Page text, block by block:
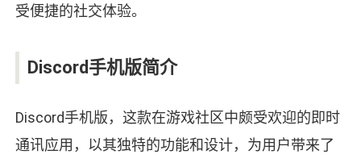
受便捷的社交体验。
Discord手机版简介
Discord手机版，这款在游戏社区中颇受欢迎的即时
通讯应用，以其独特的功能和设计，为用户带来了